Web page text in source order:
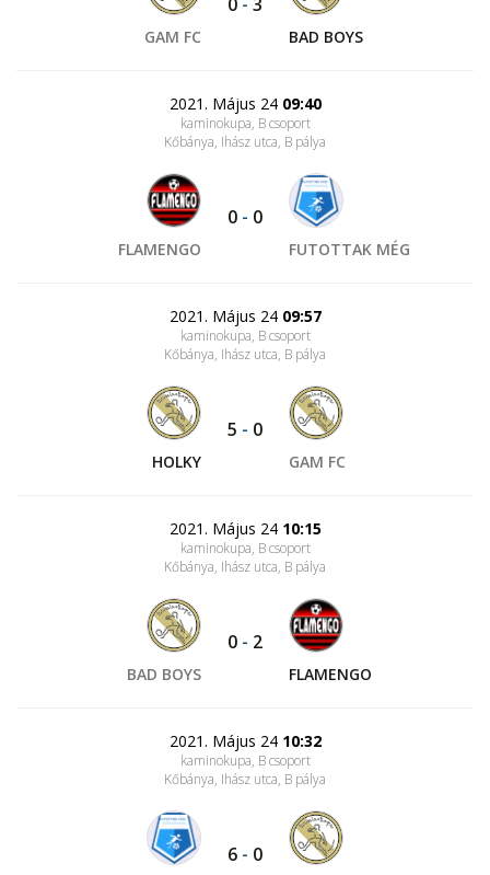
GAM FC BAD BOYS
2021. Május 24 09:40
kaminokupa, B csoport
Kőbánya, Ihász utca, B pálya
FLAMENGO
0 - 0
FUTOTTAK MÉG
2021. Május 24 09:57
kaminokupa, B csoport
Kőbánya, Ihász utca, B pálya
HOLKY
5 - 0
GAM FC
2021. Május 24 10:15
kaminokupa, B csoport
Kőbánya, Ihász utca, B pálya
BAD BOYS
0 - 2
FLAMENGO
2021. Május 24 10:32
kaminokupa, B csoport
Kőbánya, Ihász utca, B pálya
6 - 0